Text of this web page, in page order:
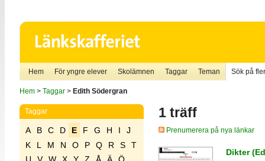
Hem För yngre elever Skolämnen Taggar Teman Sök på
Hem> Taggar> Edith Södergran
Taggar
A B C D E F G H I
J
K
L M N O P Q R S
T
1 träff
Prenumerera på nya länkar
Dikter